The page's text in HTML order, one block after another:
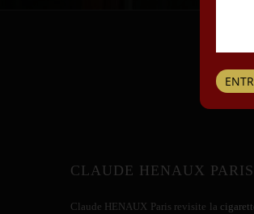
CLAUDE HENAUX PARIS
Claude HENAUX Paris revisite la